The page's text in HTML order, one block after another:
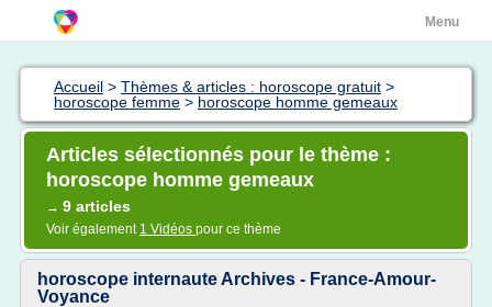
Menu
Accueil > Thèmes & articles : horoscope gratuit >
horoscope femme > horoscope homme gemeaux
Articles sélectionnés pour le thème :
horoscope homme gemeaux
→ 9 articles
Voir également 1 Vidéos pour ce thème
horoscope internaute Archives - France-Amour-
Voyance